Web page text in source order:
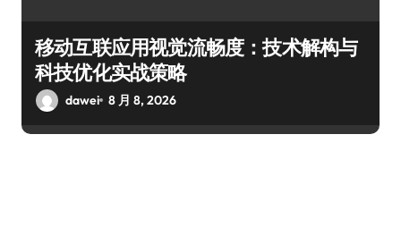
移动互联应用视觉流畅度：技术解构与
科技优化实战策略
dawei 8 月 8, 2026